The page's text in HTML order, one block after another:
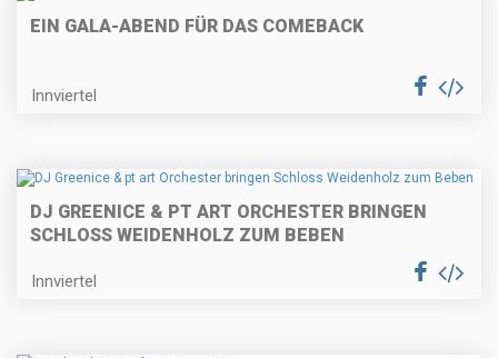
EIN GALA-ABEND FÜR DAS COMEBACK
Innviertel
DJ GREENICE & PT ART ORCHESTER BRINGEN
SCHLOSS WEIDENHOLZ ZUM BEBEN
Innviertel